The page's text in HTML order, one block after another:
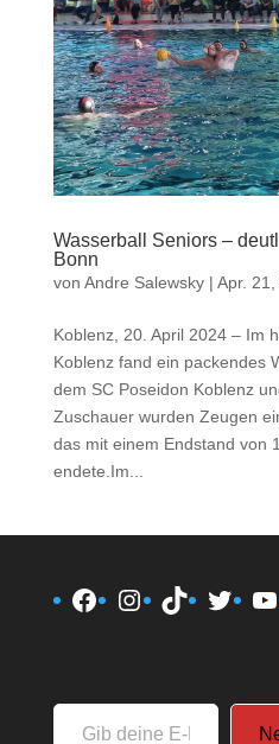
Wasserball Seniors –
Bonn
von Andre Salewsky| Apr.
Koblenz, 20. April 2024 – Im
Koblenz fand ein packendes
dem SC Poseidon Koblenz
Zuschauer wurden Zeugen
das mit einem Endstand von
endete.Im...
Facebook
Instagram
TikTok